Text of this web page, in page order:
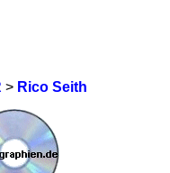
> Rico Seith